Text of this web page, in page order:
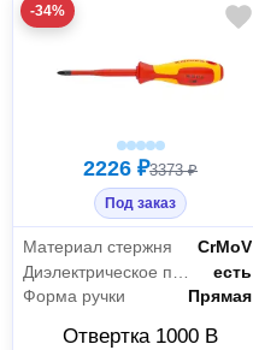
-34%
2226 ₽3373 ₽
Под заказ
Материал стержня
CrMoV
есть
Форма ручки
Прямая
Отвертка 1000 В